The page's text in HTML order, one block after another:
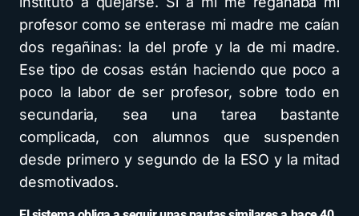
profesor como se enterase mi madre me caían
dos regañinas: la del profe y la de mi madre.
Ese tipo de cosas están haciendo que poco a
poco la labor de ser profesor, sobre todo en
secundaria, sea una tarea bastante
complicada, con alumnos que suspenden
desde primero y segundo de la ESO y la mitad
desmotivados.